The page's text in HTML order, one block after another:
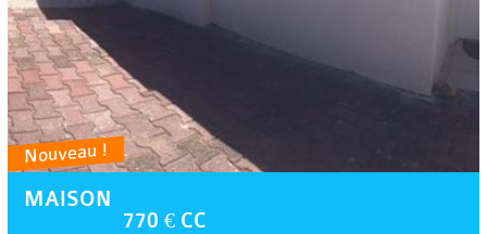
Nouveau !
MAISON
770 € CC